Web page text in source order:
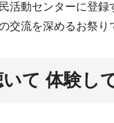
活動センターに登
交流を深めるお祭
て 体験し